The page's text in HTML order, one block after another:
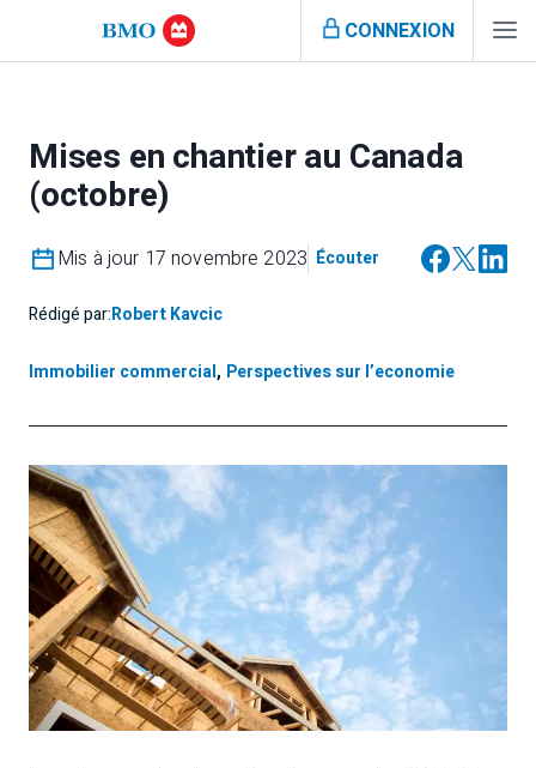
CONNEXION
Mises en chantier au Canada
(octobre)
Mis à jour 17 novembre 2023 Écouter
Rédigé par:Robert Kavcic
Immobilier commercial, Perspectives sur l’economie